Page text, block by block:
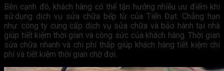
Bên cạnh đó, khách hàng có thể tận hưởng nhiều ưu điểm khi
sử.dụng dịch vụ sửa chữa bếp từ của Tiến Đạt. Chẳng hạn
như: công ty cung cấp dịch vụ sửa chữa và bảo hành tại nhà
giúp tiết kiệm thời gian và công sức của khách hàng. Thời gian
sửa chữa nhanh và chi phí thấp giúp khách hàng tiết kiệm chi
phí và tiết kiệm thời gian chờ đợi.